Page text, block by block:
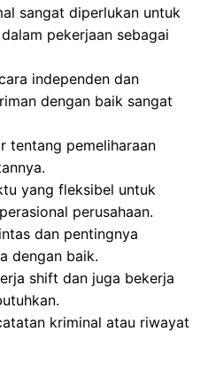
sangat diperlukan untuk
pekerjaan sebagai
independen dan
dengan baik sangat
tentang pemeliharaan
yang fleksibel untuk
perusahaan.
dan pentingnya
dengan baik.
shift dan juga bekerja
kriminal atau riwayat